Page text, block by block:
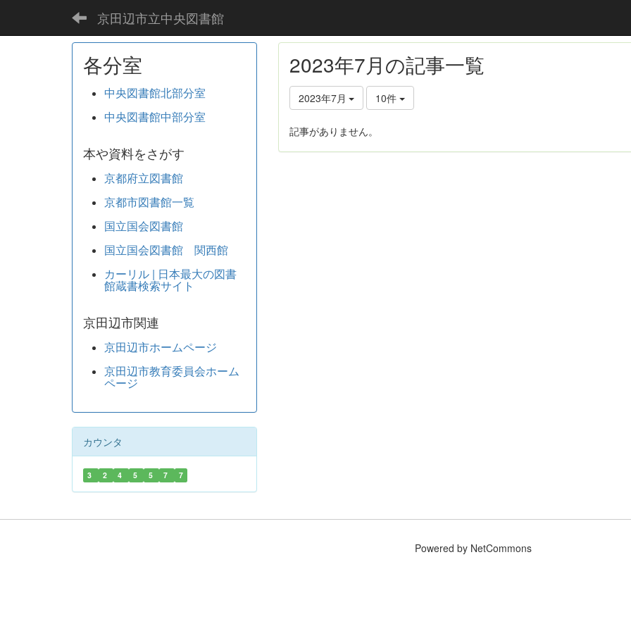
京田辺市立中央図書館
2023年7月の記事一覧
2023年7月 10件
記事がありません。
各分室
中央図書館北部分室
中央図書館中部分室
本や資料をさがす
京都府立図書館
京都市図書館一覧
国立国会図書館
国立国会図書館 関西館
カーリル | 日本最大の図書
館蔵書検索サイト
京田辺市関連
京田辺市ホームページ
京田辺市教育委員会ホーム
ページ
カウンタ
3 2 4 5 5 7 7
Powered by NetCommons